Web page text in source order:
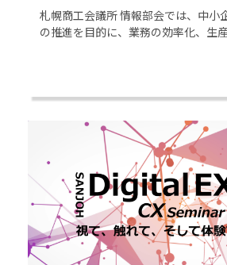
札幌商工会議所 情報部会では、中小
の推進を目的に、業務の効率化、生